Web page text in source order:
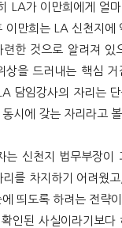
LA가 이만희에게 얼
이만희는 LA 신천지에
한 것으로 알려져 있
상을 드러내는 핵심 거
담임강사의 자리는
시에 갖는 자리라고
는 신천지 법무부장이
를 차지하기 어려웠
띄도록 하려는 전략
인된 사실이라기보다